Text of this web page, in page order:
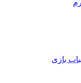
بازی